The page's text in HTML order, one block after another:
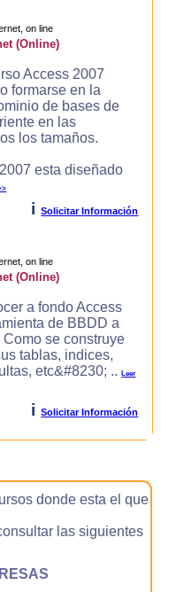
(Online)
Access 2007
formarse en la
de bases de
en las
los tamaños.
esta diseñado
i Solicitar Información
(Online)
a fondo Access
de BBDD a
se construye
tablas, indices,
etc&#8230; ..Leer
i Solicitar Información
donde esta el que
las siguientes